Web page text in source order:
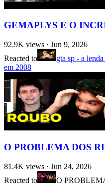
GEMAPLYS E O
92.9K views · Jun 9, 2026
Reacted to
gta sp - a
em 2008
O PROBLEMA DOS
81.4K views · Jun 24, 2026
Reacted to
O